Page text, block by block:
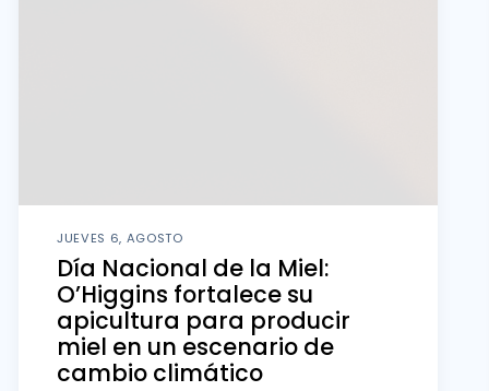
JUEVES 6, AGOSTO
Día Nacional de la Miel:
O’Higgins fortalece su
apicultura para producir
miel en un escenario de
cambio climático